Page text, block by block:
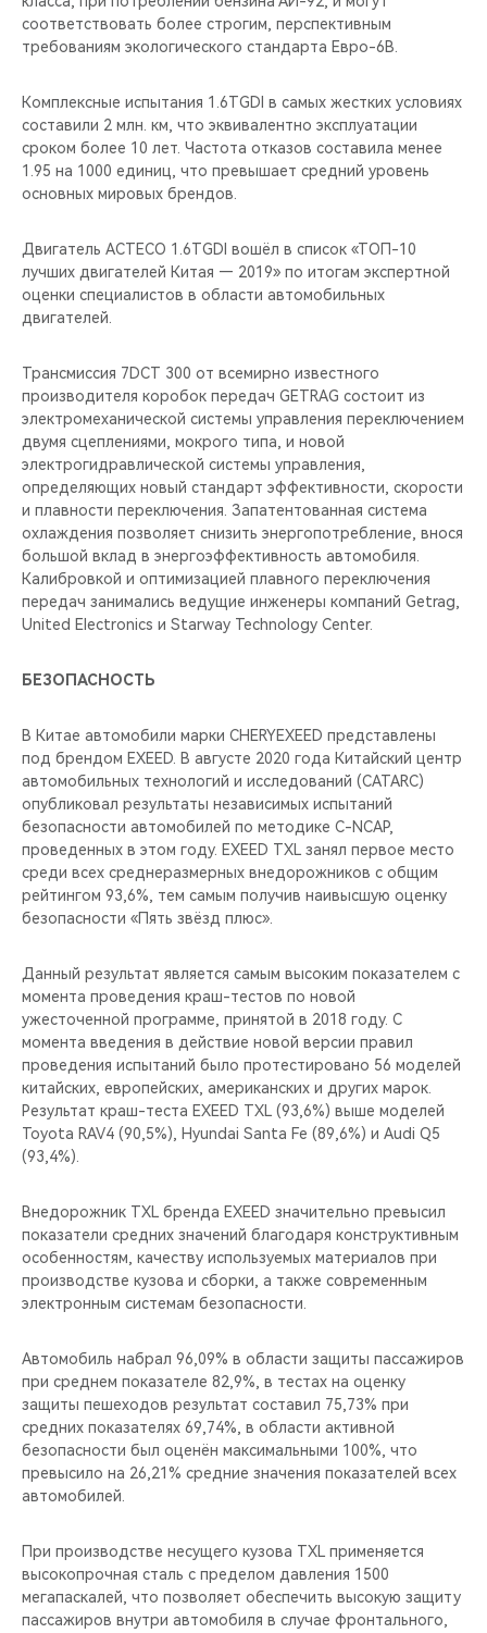
соответствовать более строгим, перспективным
требованиям экологического стандарта Евро-6В.
Комплексные испытания 1.6TGDI в самых жестких условиях
составили 2 млн. км, что эквивалентно эксплуатации
сроком более 10 лет. Частота отказов составила менее
1.95 на 1000 единиц, что превышает средний уровень
основных мировых брендов.
Двигатель ACTECO 1.6TGDI вошёл в список «ТОП-10
лучших двигателей Китая — 2019» по итогам экспертной
оценки специалистов в области автомобильных
двигателей.
Трансмиссия 7DCT 300 от всемирно известного
производителя коробок передач GETRAG состоит из
электромеханической системы управления переключением
двумя сцеплениями, мокрого типа, и новой
электрогидравлической системы управления,
определяющих новый стандарт эффективности, скорости
и плавности переключения. Запатентованная система
охлаждения позволяет снизить энергопотребление, внося
большой вклад в энергоэффективность автомобиля.
Калибровкой и оптимизацией плавного переключения
передач занимались ведущие инженеры компаний Getrag,
United Electronics и Starway Technology Center.
БЕЗОПАСНОСТЬ
В Китае автомобили марки CHERYEXEED представлены
под брендом EXEED. В августе 2020 года Китайский центр
автомобильных технологий и исследований (CATARC)
опубликовал результаты независимых испытаний
безопасности автомобилей по методике C-NCAP,
проведенных в этом году. EXEED TXL занял первое место
среди всех среднеразмерных внедорожников с общим
рейтингом 93,6%, тем самым получив наивысшую оценку
безопасности «Пять звёзд плюс».
Данный результат является самым высоким показателем с
момента проведения краш-тестов по новой
ужесточенной программе, принятой в 2018 году. С
момента введения в действие новой версии правил
проведения испытаний было протестировано 56 моделей
китайских, европейских, американских и других марок.
Результат краш-теста EXEED TXL (93,6%) выше моделей
Toyota RAV4 (90,5%), Hyundai Santa Fe (89,6%) и Audi Q5
(93,4%).
Внедорожник TXL бренда EXEED значительно превысил
показатели средних значений благодаря конструктивным
особенностям, качеству используемых материалов при
производстве кузова и сборки, а также современным
электронным системам безопасности.
Автомобиль набрал 96,09% в области защиты пассажиров
при среднем показателе 82,9%, в тестах на оценку
защиты пешеходов результат составил 75,73% при
средних показателях 69,74%, в области активной
безопасности был оценён максимальными 100%, что
превысило на 26,21% средние значения показателей всех
автомобилей.
При производстве несущего кузова TXL применяется
высокопрочная сталь с пределом давления 1500
мегапаскалей, что позволяет обеспечить высокую защиту
пассажиров внутри автомобиля в случае фронтального,